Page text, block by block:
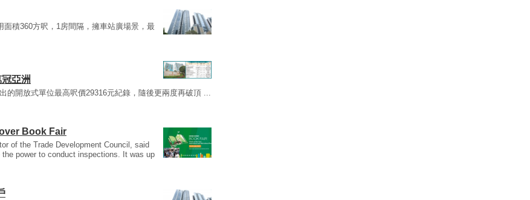
面積360方呎，1房間隔，擁車站廣場景，最
亞洲
的開放式單位最高呎價29316元紀錄，隨後更兩度再破頂 ...
Book Fair
of the Trade Development Council, said
power to conduct inspections. It was up